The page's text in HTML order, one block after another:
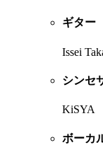
ギター
Issei
シンセ
KiSYA
ボーカ